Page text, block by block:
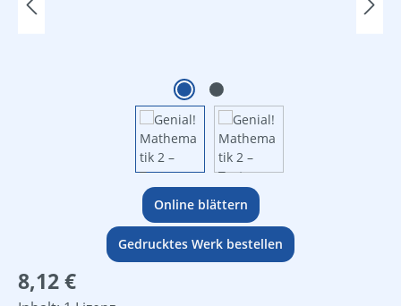
Online blättern
Gedrucktes Werk bestellen
Regulärer Preis:
8,12 €